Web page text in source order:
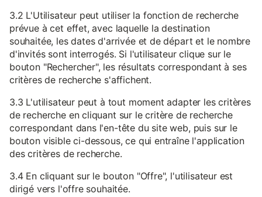
3.2 L'Utilisateur peut utiliser la fonction de recherche
prévue à cet effet, avec laquelle la destination
souhaitée, les dates d'arrivée et de départ et le nombre
d'invités sont interrogés. Si l'utilisateur clique sur le
bouton "Rechercher", les résultats correspondant à ses
critères de recherche s'affichent.
3.3 L'utilisateur peut à tout moment adapter les critères
de recherche en cliquant sur le critère de recherche
correspondant dans l'en-tête du site web, puis sur le
bouton visible ci-dessous, ce qui entraîne l'application
des critères de recherche.
3.4 En cliquant sur le bouton "Offre", l'utilisateur est
dirigé vers l'offre souhaitée.